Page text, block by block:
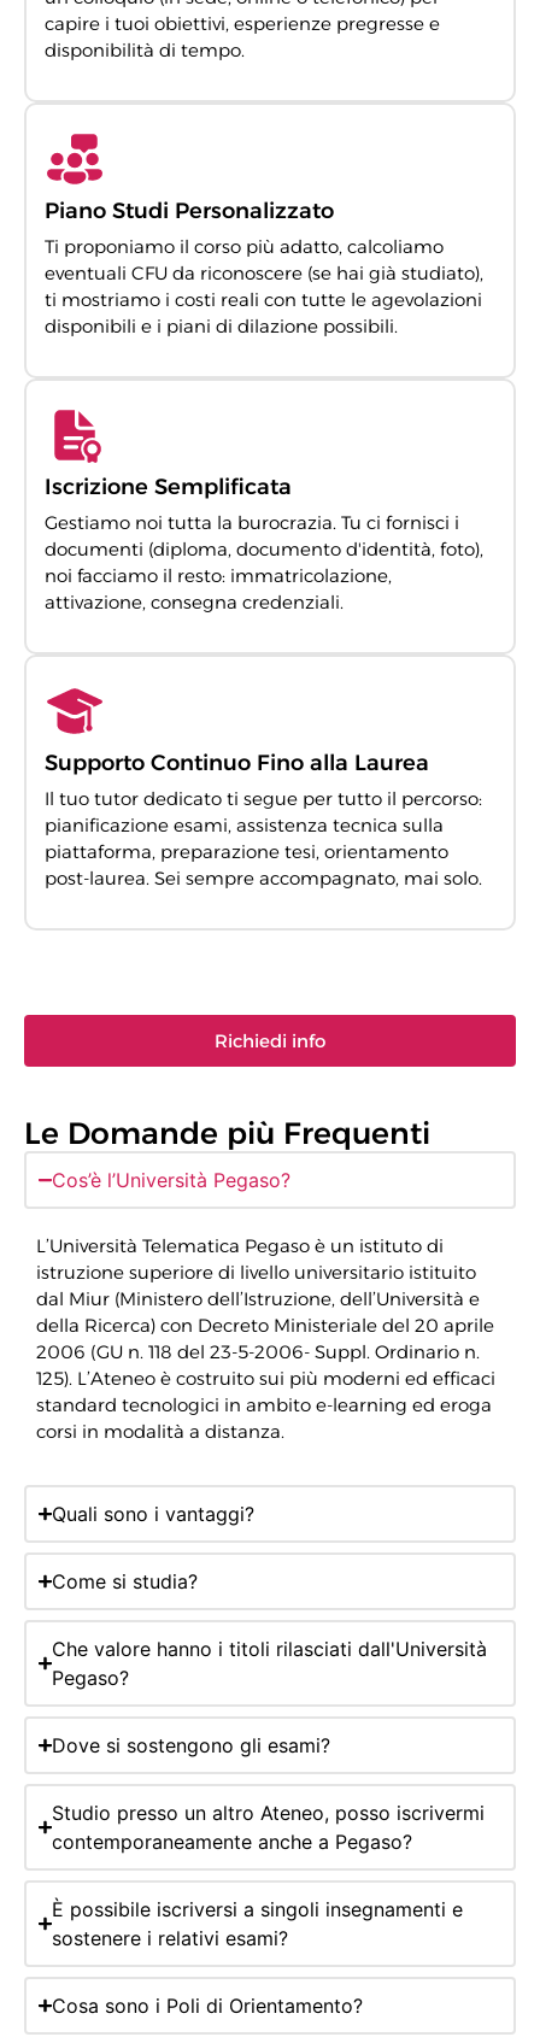
capire i tuoi obiettivi, esperienze pregresse e
disponibilità di tempo.
Piano Studi Personalizzato
Ti proponiamo il corso più adatto, calcoliamo
eventuali CFU da riconoscere (se hai già studiato),
ti mostriamo i costi reali con tutte le agevolazioni
disponibili e i piani di dilazione possibili.
Iscrizione Semplificata
Gestiamo noi tutta la burocrazia. Tu ci fornisci i
documenti (diploma, documento d'identità, foto),
noi facciamo il resto: immatricolazione,
attivazione, consegna credenziali.
Supporto Continuo Fino alla Laurea
Il tuo tutor dedicato ti segue per tutto il percorso:
pianificazione esami, assistenza tecnica sulla
piattaforma, preparazione tesi, orientamento
post-laurea. Sei sempre accompagnato, mai solo.
Richiedi info
Le Domande più Frequenti
Cos’è l’Università Pegaso?
L’Università Telematica Pegaso è un istituto di
istruzione superiore di livello universitario istituito
dal Miur (Ministero dell’Istruzione, dell’Università e
della Ricerca) con Decreto Ministeriale del 20 aprile
2006 (GU n. 118 del 23-5-2006- Suppl. Ordinario n.
125). L’Ateneo è costruito sui più moderni ed efficaci
standard tecnologici in ambito e-learning ed eroga
corsi in modalità a distanza.
Quali sono i vantaggi?
Come si studia?
Che valore hanno i titoli rilasciati dall'Università
Pegaso?
Dove si sostengono gli esami?
Studio presso un altro Ateneo, posso iscrivermi
contemporaneamente anche a Pegaso?
È possibile iscriversi a singoli insegnamenti e
sostenere i relativi esami?
Cosa sono i Poli di Orientamento?